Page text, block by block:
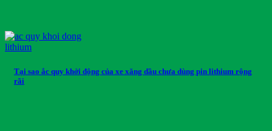
Tại sao ắc quy khởi động của xe xăng dầu chưa dùng pin lithium rộng
rãi